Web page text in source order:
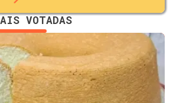
VOTADAS